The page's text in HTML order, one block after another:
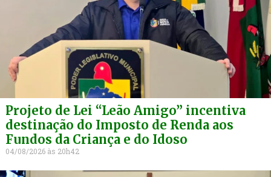
Projeto de Lei “Leão Amigo” incentiva
destinação do Imposto de Renda aos
Fundos da Criança e do Idoso
04/08/2026 20h42